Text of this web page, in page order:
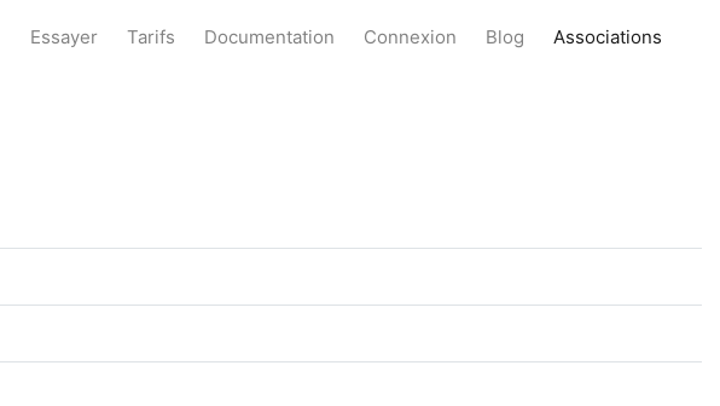
Essayer Tarifs Documentation Connexion Blog Associations